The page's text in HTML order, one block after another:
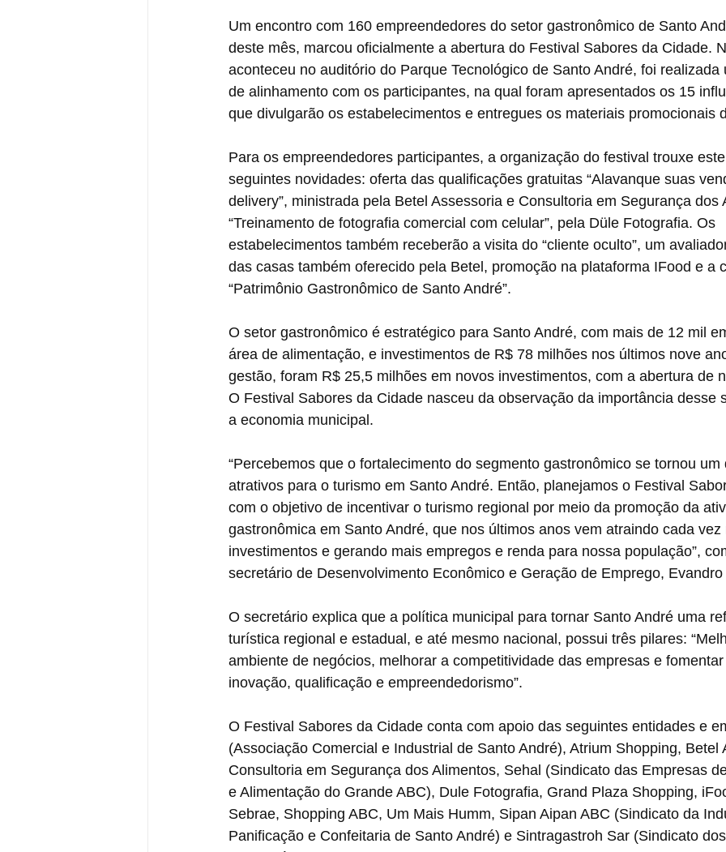
Um encontro com 160 empreendedores do setor gastronômico de Santo
deste mês, marcou oficialmente a abertura do Festival Sabores da Cidade.
aconteceu no auditório do Parque Tecnológico de Santo André, foi realizada
de alinhamento com os participantes, na qual foram apresentados os 15
que divulgarão os estabelecimentos e entregues os materiais promocionais
Para os empreendedores participantes, a organização do festival trouxe
seguintes novidades: oferta das qualificações gratuitas “Alavanque suas
delivery”, ministrada pela Betel Assessoria e Consultoria em Segurança dos
“Treinamento de fotografia comercial com celular”, pela Düle Fotografia. Os
estabelecimentos também receberão a visita do “cliente oculto”, um
das casas também oferecido pela Betel, promoção na plataforma IFood e a
“Patrimônio Gastronômico de Santo André”.
O setor gastronômico é estratégico para Santo André, com mais de 12 mil
área de alimentação, e investimentos de R$ 78 milhões nos últimos nove
gestão, foram R$ 25,5 milhões em novos investimentos, com a abertura de
O Festival Sabores da Cidade nasceu da observação da importância desse
a economia municipal.
“Percebemos que o fortalecimento do segmento gastronômico se tornou um
atrativos para o turismo em Santo André. Então, planejamos o Festival
com o objetivo de incentivar o turismo regional por meio da promoção da
gastronômica em Santo André, que nos últimos anos vem atraindo cada vez
investimentos e gerando mais empregos e renda para nossa população”,
secretário de Desenvolvimento Econômico e Geração de Emprego, Evandro
O secretário explica que a política municipal para tornar Santo André uma
turística regional e estadual, e até mesmo nacional, possui três pilares:
ambiente de negócios, melhorar a competitividade das empresas e
inovação, qualificação e empreendedorismo”.
O Festival Sabores da Cidade conta com apoio das seguintes entidades e
(Associação Comercial e Industrial de Santo André), Atrium Shopping, Betel
Consultoria em Segurança dos Alimentos, Sehal (Sindicato das Empresas
e Alimentação do Grande ABC), Dule Fotografia, Grand Plaza Shopping,
Sebrae, Shopping ABC, Um Mais Humm, Sipan Aipan ABC (Sindicato da
Panificação e Confeitaria de Santo André) e Sintragastroh Sar (Sindicato